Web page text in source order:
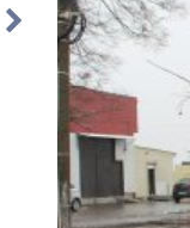
городского
Формы
График